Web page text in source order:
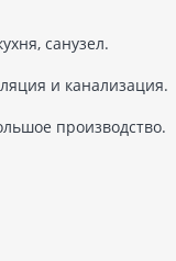
санузел.
и канализация.
производство.